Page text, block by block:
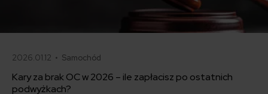
2026.01.12 • Samochód
Kary za brak OC w 2026 – ile zapłacisz po ostatnich
podwyżkach?